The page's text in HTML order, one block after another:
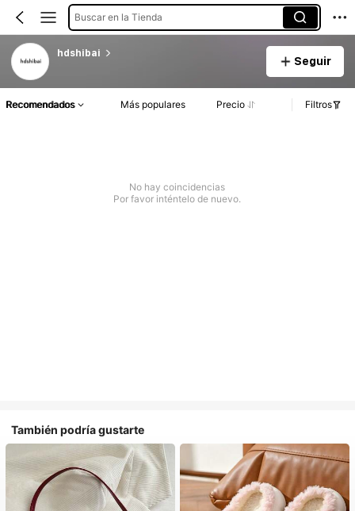
Buscar en la Tienda
hdshibai
Seguir
Recomendados Más populares Precio Filtros
No hay coincidencias
Por favor inténtelo de nuevo.
También podría gustarte